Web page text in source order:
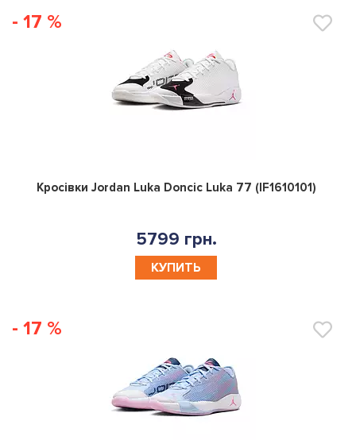
- 17 %
0
Кросівки Jordan Luka Doncic Luka 77 (IF1610101)
5799 грн.
КУПИТЬ
- 17 %